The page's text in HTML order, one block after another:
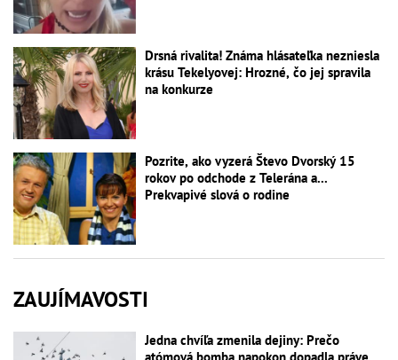
Drsná rivalita! Známa hlásateľka nezniesla
krásu Tekelyovej: Hrozné, čo jej spravila
na konkurze
Pozrite, ako vyzerá Števo Dvorský 15
rokov po odchode z Telerána a...
Prekvapivé slová o rodine
ZAUJÍMAVOSTI
Jedna chvíľa zmenila dejiny: Prečo